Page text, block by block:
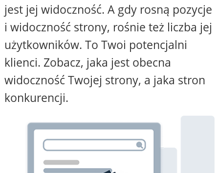
jest jej widoczność. A gdy rosną pozycje
i widoczność strony, rośnie też liczba jej
użytkowników. To Twoi potencjalni
klienci. Zobacz, jaka jest obecna
widoczność Twojej strony, a jaka stron
konkurencji.